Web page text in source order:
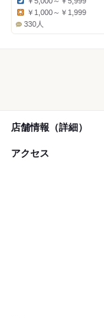
Dinner:
￥1,000～￥1,999
330人
店舗情報（詳細）
アクセス